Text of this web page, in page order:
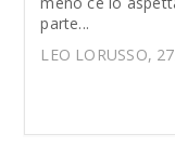
parte...
LEO LORUSSO,